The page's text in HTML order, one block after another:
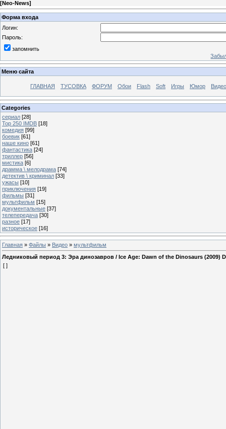
[Neo-News]
Форма входа
Логин:
Пароль:
запомнить
Меню сайта
ГЛАВНАЯ ТУСОВКА ФОРУМ Обои Flash Soft Игры Юмор Видео
Categories
сериал [28]
Top 250 IMDB [18]
комедия [99]
боевик [61]
наше кино [61]
фантастика [24]
триллер [56]
мистика [6]
драмма \ мелодрама [74]
детектив \ криминал [33]
ужасы [10]
приключения [19]
фильмы [31]
мультфильм [15]
документальные [37]
телепередача [30]
разное [17]
историческое [16]
Главная » Файлы » Видео » мультфильм
Ледниковый период 3: Эра динозавров / Ice Age: Dawn of the Dinosaurs (2009)
[ ]